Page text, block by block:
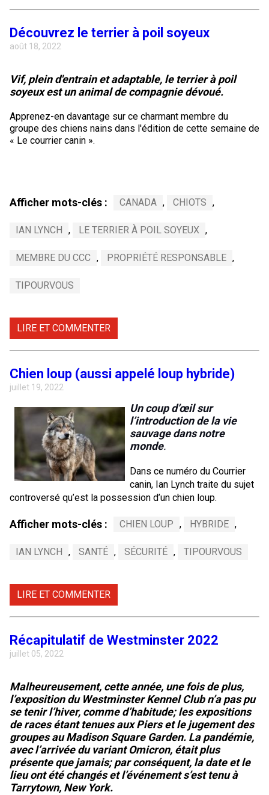
Découvrez le terrier à poil soyeux
août 18, 2022
Vif, plein d'entrain et adaptable, le terrier à poil
soyeux est un animal de compagnie dévoué.
Apprenez-en davantage sur ce charmant membre du
groupe des chiens nains dans l'édition de cette semaine de
« Le courrier canin ».
Afficher mots-clés : CANADA , CHIOTS ,
IAN LYNCH , LE TERRIER À POIL SOYEUX ,
MEMBRE DU CCC , PROPRIÉTÉ RESPONSABLE ,
TIPOURVOUS
LIRE ET COMMENTER
Chien loup (aussi appelé loup hybride)
juillet 19, 2022
Un coup d’œil sur
l’introduction de la vie
sauvage dans notre
monde.
Dans ce numéro du Courrier
canin, Ian Lynch traite du sujet
controversé qu’est la possession d’un chien loup.
Afficher mots-clés : CHIEN LOUP , HYBRIDE ,
IAN LYNCH , SANTÉ , SÉCURITÉ , TIPOURVOUS
LIRE ET COMMENTER
Récapitulatif de Westminster 2022
juillet 05, 2022
Malheureusement, cette année, une fois de plus,
l’exposition du Westminster Kennel Club n’a pas pu
se tenir l’hiver, comme d’habitude; les expositions
de races étant tenues aux Piers et le jugement des
groupes au Madison Square Garden. La pandémie,
avec l’arrivée du variant Omicron, était plus
présente que jamais; par conséquent, la date et le
lieu ont été changés et l’événement s’est tenu à
Tarrytown, New York.